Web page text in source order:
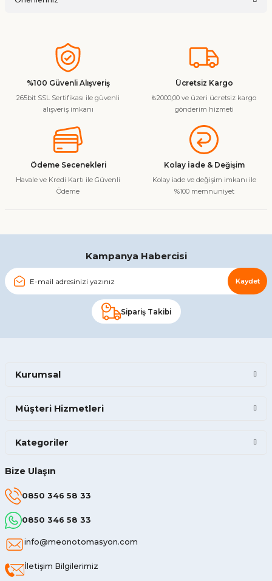
konularda yetersiz gördüğünüz noktaları öneri formunu
kullanarak tarafımıza iletebilirsiniz.
Görüş ve önerileriniz için teşekkür ederiz.
Ürün resmi kalitesiz, bozuk veya görüntülenemiyor.
Ürün bilgilerinde hatalar bulunuyor.
Ürün fiyatı diğer sitelerden daha pahalı.
Gönder
%100 Güvenli Alışveriş
265bit SSL Sertifikası ile güvenli
alışveriş imkanı
Ücretsiz Kargo
₺2000,00 ve üzeri ücretsiz kargo
gönderim hizmeti
Ödeme Secenekleri
Havale ve Kredi Kartı ile Güvenli
Ödeme
Kolay İade & Değişim
Kolay iade ve değişim imkanı ile
%100 memnuniyet
Kampanya Habercisi
Kaydet
Sipariş Takibi
Bize Ulaşın
0850 346 58 33
0850 346 58 33
info@meonotomasyon.com
İletişim Bilgilerimiz
Kurumsal
Müşteri Hizmetleri
Kategoriler